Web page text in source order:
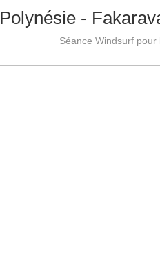
Polynésie -
Séance Windsurf pour